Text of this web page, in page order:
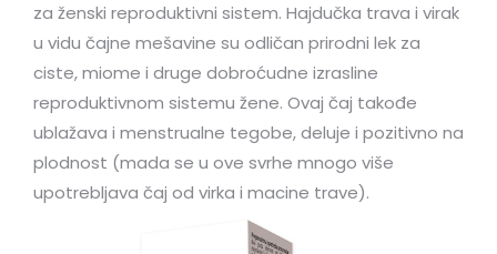
za ženski reproduktivni sistem. Hajdučka trava i virak
u vidu čajne mešavine su odličan prirodni lek za
ciste, miome i druge dobroćudne izrasline
reproduktivnom sistemu žene. Ovaj čaj takođe
ublažava i menstrualne tegobe, deluje i pozitivno na
plodnost (mada se u ove svrhe mnogo više
upotrebljava čaj od virka i macine trave).